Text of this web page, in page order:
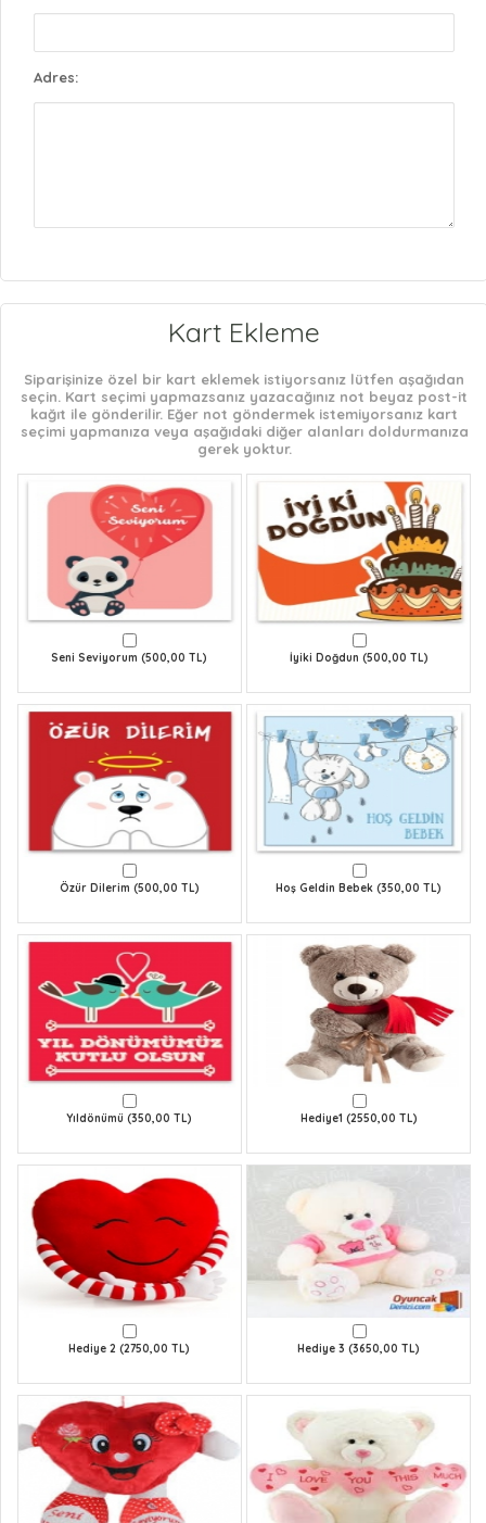
Adres:
Kart Ekleme
Siparişinize özel bir kart eklemek istiyorsanız lütfen aşağıdan
seçin. Kart seçimi yapmazsanız yazacağınız not beyaz post-it
kağıt ile gönderilir. Eğer not göndermek istemiyorsanız kart
seçimi yapmanıza veya aşağıdaki diğer alanları doldurmanıza
gerek yoktur.
Seni Seviyorum (500,00 TL) İyiki Doğdun (500,00 TL)
Özür Dilerim (500,00 TL) Hoş Geldin Bebek (350,00 TL)
Yıldönümü (350,00 TL) Hediye1 (2550,00 TL)
Hediye 2 (2750,00 TL) Hediye 3 (3650,00 TL)